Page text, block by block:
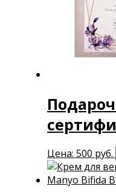
Цена: 500 руб.